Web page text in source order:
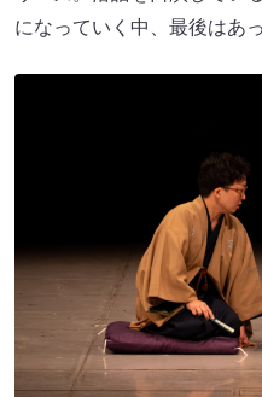
になっていく中、最後はあ